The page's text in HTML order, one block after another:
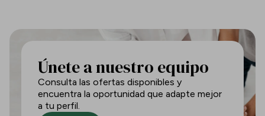
Únete a nuestro equipo
Consulta las ofertas disponibles y
encuentra la oportunidad que adapte mejor
a tu perfil.